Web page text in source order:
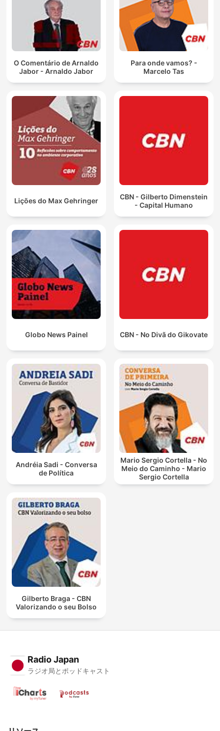
O Comentário de Arnaldo
Jabor - Arnaldo Jabor
Para onde vamos? -
Marcelo Tas
Lições do Max Gehringer
CBN - Gilberto Dimenstein
- Capital Humano
Globo News Painel CBN - No Divã do Gikovate
Andréia Sadi - Conversa
de Política
Mario Sergio Cortella - No
Meio do Caminho - Mario
Sergio Cortella
Gilberto Braga - CBN
Valorizando o seu Bolso
Radio Japan
ラジオ局とポッドキャスト